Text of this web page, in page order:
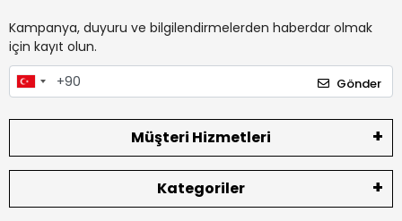
Kampanya, duyuru ve bilgilendirmelerden haberdar olmak
için kayıt olun.
Gönder
Müşteri Hizmetleri
Kategoriler